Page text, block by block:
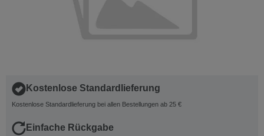
Kostenlose Standardlieferung
Kostenlose Standardlieferung bei allen Bestellungen ab 25 €
Einfache Rückgabe